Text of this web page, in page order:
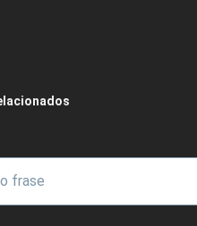
de